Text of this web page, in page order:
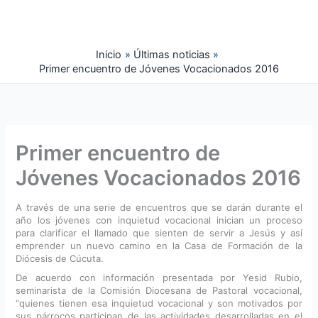
Inicio
Últimas noticias
Primer encuentro de Jóvenes Vocacionados 2016
Primer encuentro de
Jóvenes Vocacionados 2016
A través de una serie de encuentros que se darán durante el
año los jóvenes con inquietud vocacional inician un proceso
para clarificar el llamado que sienten de servir a Jesús y así
emprender un nuevo camino en la Casa de Formación de la
Diócesis de Cúcuta.
De acuerdo con información presentada por Yesid Rubio,
seminarista de la Comisión Diocesana de Pastoral vocacional,
“quienes tienen esa inquietud vocacional y son motivados por
sus párrocos participan de las actividades desarrolladas en el